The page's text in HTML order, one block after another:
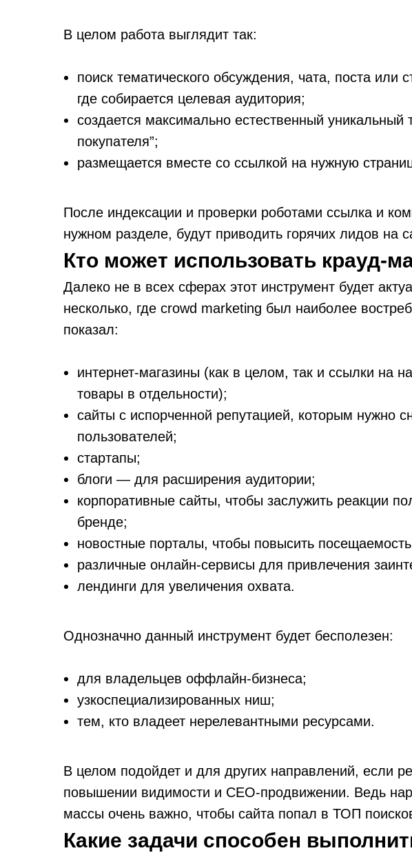
В целом работа выглядит так:
поиск тематического обсуждения, чата, поста или
где собирается целевая аудитория;
создается максимально естественный уникальный
покупателя”;
размещается вместе со ссылкой на нужную
После индексации и проверки роботами ссылка и
нужном разделе, будут приводить горячих лидов на
Кто может использовать крауд-
Далеко не в всех сферах этот инструмент будет
несколько, где crowd marketing был наиболее
показал:
интернет-магазины (как в целом, так и ссылки на
товары в отдельности);
сайты с испорченной репутацией, которым нужно
пользователей;
стартапы;
блоги — для расширения аудитории;
корпоративные сайты, чтобы заслужить реакции
бренде;
новостные порталы, чтобы повысить посещаемость
различные онлайн-сервисы для привлечения
лендинги для увеличения охвата.
Однозначно данный инструмент будет бесполезен:
для владельцев оффлайн-бизнеса;
узкоспециализированных ниш;
тем, кто владеет нерелевантными ресурсами.
В целом подойдет и для других направлений, если
повышении видимости и СЕО-продвижении. Ведь
массы очень важно, чтобы сайта попал в ТОП
Какие задачи способен